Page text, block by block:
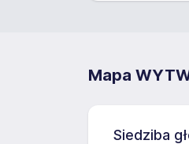
Mapa
Siedziba